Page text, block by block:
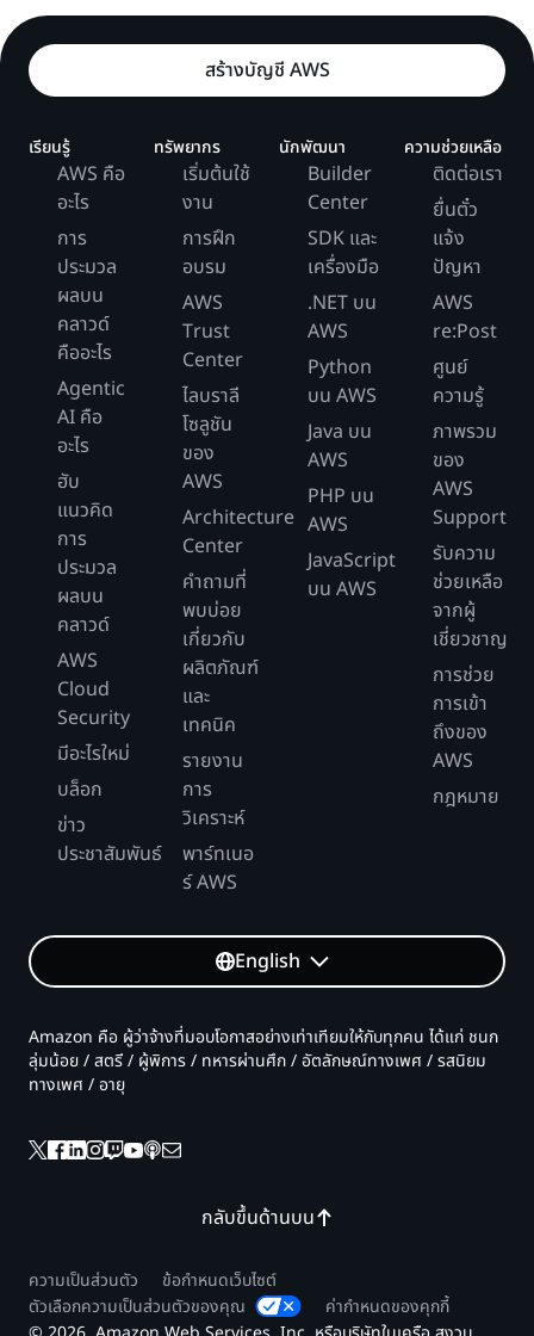
ราคาต่อจำนวนครั้งการเปลี่ยนสถานะใน
สหรัฐอเมริกาฝั่งตะวันออก (เวอร์จิเนียเหนือ)
ครอบคลุมการเปลี่ยนสถานะจำนวน 4,000
ครั้งต่อเดือน หากคุณใช้งาน State Machine
นี้ 100,000 ครั้งในหนึ่งเดือน โดยไม่มีการ
ลองอีกครั้ง เนื่องจากข้อผิดพลาด คุณจะต้อง
ชำระเงิน:
การเปลี่ยนสถานะในกระบวนงาน * การใช้
กระบวนงาน = การเปลี่ยนสถานะทั้งหมด
4 * 100,000 = 400,000
การเปลี่ยนสถานะทั้งหมด – การเปลี่ยน
สถานะ Free Tier = การเปลี่ยนสถานะที่
เรียกเก็บเงินได้
400,000 – 4,000 = 396,000
ค่าบริการรายเดือน = 396,000 *
0.000025 USD = 9.90 USD
GitHub
กระบวนงานแอปพลิเคชันที่มีเงื่อนไขแบบแยก
จะมีเส้นทางมากกว่าหนึ่งเส้นทาง ในตัวอย่างนี้
มีลูกศร 10 ดอก (หรือรูปคันศร) ที่เชื่อมโยงขั้น
ตอน เส้นทางแสนสุขจาก "Start" ถึง "End"
จะมีการเปลี่ยนสถานะเก้าครั้ง ซึ่งกำหนดโดย
จำนวนโหนดบนกราฟ เส้นทางที่เริ่มจาก
"Start" ถึง "NotSupportedImageType" จะ
มีการเปลี่ยนสถานะสามหรือสี่ครั้ง อาจมีการ
เรียกเก็บค่าบริการสำหรับการเปลี่ยนสถานะเพิ่ม
เติม หากในสถานะนั้นมีการลองจัดการข้อผิด
พลาดอีกครั้ง
ราคาต่อจำนวนครั้งการเปลี่ยนสถานะใน
สหรัฐอเมริกาฝั่งตะวันออก (เวอร์จิเนียเหนือ)
เท่ากับ 0.000025 USD และ Free Tier จะ
ครอบคลุมการเปลี่ยนสถานะจำนวน 4,000
ครั้งต่อเดือน หากคุณใช้กระบวนงาน
แอปพลิเคชันนี้ 100,000 ครั้งในหนึ่งเดือน
เส้นทางแสนสุขจะปรากฏขึ้นทุกครั้ง และจะไม่มี
การลองทำใหม่จากการเกิดข้อผิดพลาด คุณจะ
ต้องชำระเงิน:
การดำเนินการเวิร์กโฟลว์ = การเปลี่ยน
สถานะทั้งหมด
9 * 100,000 = 900,000
สถานะ Free Tier = การเปลี่ยนสถานะที่
เรียกเก็บเงินได้
900,000 – 4,000 = 896,000
ต้นทุนทั้งหมดของฟังก์ชัน AWS Lambda ห้า
ใช้งานในเส้นทางแสนสุขที่ประสบความสำเร็จ ที่
ขนาดและช่วงเวลาในการใช้ฟังก์ชัน Lambda
จะมีรายละเอียดดังต่อไปนี้:
การใช้งานหน่วยความจำเวิร์กโฟลว์ = 50 MB + 10
KB
หน่วยความจำที่เก็บค่าบริการ (หน่วยละ 64 MB) =
64 MB
CloudWatch Metrics มีรายละเอียดเกี่ยวกับการใช้
งานหน่วยความจำใน ExpressExecutionMemory
และหน่วยความจำที่เก็บค่าบริการใน
ExpressExecutionBilledMemory คุณสามารถดู
ตัววัดต่างๆ เช่น Executions started (เริ่มดำเนิน
การ), Execution Duration (ระยะเวลาดำเนินการ),
Billed Duration (ระยะเวลาที่เก็บค่าบริการ) และ
Billed Memory (หน่วยความจำที่เก็บค่าบริการ)
สำหรับแต่ละเวิร์กโฟลว์ใน
AWS Step Functions
ภายใต้ Step Functions > State
Machines (เครื่องสถานะ) > State Machine
Name (ชื่อเครื่องสถานะ) ในแท็บ Monitoring (การ
หากคุณเรียกใช้ 1 ล้านเวิร์กโฟลว์ในแต่ละเดือน และ
ระยะเวลาของเวิร์กโฟลว์โดยเฉลี่ยคือ 30 วินาที:
ค่าบริการของคำขอรายเดือน
ราคาเท่ากับ 1.00 USD ต่อหนึ่งล้านคำขอ
ค่าบริการคำขอรายเดือน = 1 ล้านคำขอ x 1.00 USD
= 1.00 USD
ค่าบริการระยะเวลารายเดือน
ราคาเท่ากับ 0.00001667 USD ต่อ GB-วินาทีของ
30,000,000 x 64 MB (หน่วยความจำที่เก็บค่า
บริการ) / 1024 MB = 1,875,000 GB-วินาที
วินาที x 0.00001667 USD = 31.26 USD
ค่าบริการรายเดือนทั้งหมด
บริการระยะเวลา
การใช้งานหน่วยความจำเวิร์กโฟลว์ = 50 MB +
ขนาดของเครื่องสถานะ + ขนาดข้อมูลที่ทำงาน x
จำนวนของขั้นตอนแบบขนานหรือการแมป
และขั้นตอนการแมป 400 ขั้นตอนที่มีปริมาณงาน 32
KB ต่อขั้นตอน:
การใช้งานหน่วยความจำเวิร์กโฟลว์ = 50 MB + 50
KB + (32 KB x 400 ขั้นตอน)
การใช้งานหน่วยความจำเวิร์กโฟลว์ = 50 MB + 50
KB + 12,800 KB
การใช้งานหน่วยความจำเวิร์กโฟลว์ = 62.85 MB
หน่วยความจำที่เก็บค่าบริการ (หน่วยละ 64 MB) =
64 MB
CloudWatch Metrics มีรายละเอียดเกี่ยวกับการใช้
งานหน่วยความจำใน ExpressExecutionMemory
และหน่วยความจำที่เก็บค่าบริการใน
ExpressExecutionBilledMemory คุณสามารถดู
ตัววัดต่างๆ เช่น Executions started (เริ่มดำเนิน
การ), Execution Duration (ระยะเวลาดำเนินการ),
Billed Duration (ระยะเวลาที่เก็บค่าบริการ) และ
Billed Memory (หน่วยความจำที่เก็บค่าบริการ)
สำหรับแต่ละเวิร์กโฟลว์ใน
AWS Step Functions
ภายใต้ Step Functions > State
Machines (เครื่องสถานะ) > State Machine
Name (ชื่อเครื่องสถานะ) ในแท็บ Monitoring (การ
ตรวจสอบ)
หากคุณเรียกใช้ 100 ล้านเวิร์กโฟลว์ในแต่ละเดือน
และระยะเวลาของเวิร์กโฟลว์โดยเฉลี่ยคือ 10 วินาที:
ค่าบริการของคำขอรายเดือน
ค่าบริการคำขอรายเดือน = 100 ล้านคำขอ x 1.00
USD = 100.00 USD
ค่าบริการระยะเวลารายเดือน
100 ล้านเวิร์กโฟลว์ x ระยะเวลา 10 วินาที =
1,000,000,000 วินาที
บริการ) /1024 MB = 62,500,000 GB-วินาที
0.06000 USD ต่อ GB-ชั่วโมง x 1,000 GB-
0.03000 USD ต่อ GB-ชั่วโมง x 4,000 GB-
ชั่วโมง = 120.00 USD
0.01642 USD ต่อ GB-ชั่วโมง x 12,361.11 GB-
คลิกเพื่อขยาย
สามารถใช้สถานะแมปเพื่อวนซ้ำและประมวลผลชุด
ก่อนและหลังการประมวลผล และวนซ้ำอ็อบเจ็กต์
มากกว่า 1 ล้านรายการจากบัคเก็ต Amazon Simple
สถานะแมปประกอบไปด้วยสองโหมดได้แก่ แบบอิน
ไลน์และแบบกระจายตัว ตัวอย่างนี้ใช้สถานะแมปใน
โหมดแบบกระจายตัวเพื่อให้เกิดการทำงานพร้อมกัน
สถานะหนึ่งครั้งต่อการวนซ้ำ นอกจากนี้ ด้วยสถานะ
ดำเนินการสำหรับเวิร์กโฟลว์การประมวลผลข้อมูลได้
ในตัวอย่างนี้ มีการใช้ประเภทการดำเนินการ Express
จะใช้หน่วยความจำน้อยกว่า 64 MB และระยะเวลา
เฉลี่ยของการดำเนินการคือ 30 วินาที
สร้างบัญชี AWS
เรียนรู้
AWS คือ
อะไร
การ
ประมวล
ผลบน
คลาวด์
คืออะไร
Agentic
AI คือ
อะไร
ฮับ
แนวคิด
การ
ประมวล
ผลบน
คลาวด์
AWS
Cloud
Security
มีอะไรใหม่
บล็อก
ข่าว
ประชาสัมพันธ์
ทรัพยากร
เริ่มต้นใช้
งาน
การฝึก
อบรม
AWS
Trust
Center
ไลบราลี
โซลูชัน
ของ
AWS
Architecture
Center
คำถามที่
พบบ่อย
เกี่ยวกับ
ผลิตภัณฑ์
และ
เทคนิค
รายงาน
การ
วิเคราะห์
พาร์ทเนอ
ร์ AWS
นักพัฒนา
Builder
Center
SDK และ
เครื่องมือ
.NET บน
AWS
Python
บน AWS
Java บน
AWS
PHP บน
AWS
JavaScript
บน AWS
ความช่วยเหลือ
ติดต่อเรา
ยื่นตั๋ว
แจ้ง
ปัญหา
AWS
re:Post
ศูนย์
ความรู้
ภาพรวม
ของ
AWS
Support
รับความ
ช่วยเหลือ
จากผู้
เชี่ยวชาญ
การช่วย
การเข้า
ถึงของ
AWS
กฎหมาย
English
กลับขึ้นด้านบน
Amazon คือ ผู้ว่าจ้างที่มอบโอกาสอย่างเท่าเทียมให้กับทุกคน ได้แก่ ชนก
ลุ่มน้อย / สตรี / ผู้พิการ / ทหารผ่านศึก / อัตลักษณ์ทางเพศ / รสนิยม
ทางเพศ / อายุ
ความเป็นส่วนตัว
ข้อกำหนดเว็บไซต์
ตัวเลือกความเป็นส่วนตัวของคุณ
ค่ากำหนดของคุกกี้